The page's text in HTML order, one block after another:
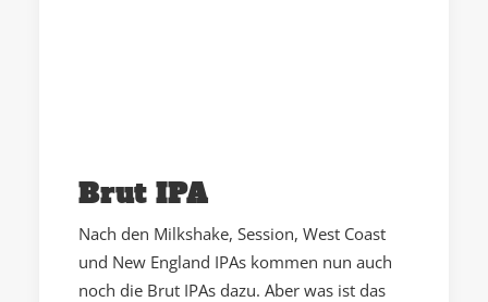
Brut IPA
Nach den Milkshake, Session, West Coast
und New England IPAs kommen nun auch
noch die Brut IPAs dazu. Aber was ist das